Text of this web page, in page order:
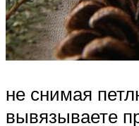
не снимая
вывязываете